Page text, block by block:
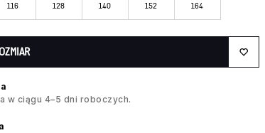
116 128 140 152 164
w ciągu 4–5 dni roboczych.